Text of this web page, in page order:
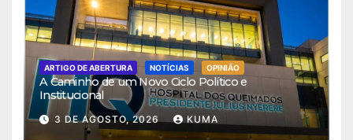
ARTIGO DE ABERTURA NOTÍCIAS OPINIÃO
A Caminho de um Novo Ciclo Político e
Institucional
3 DE AGOSTO, 2026 KUMA